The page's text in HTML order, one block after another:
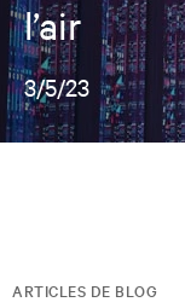
l’air
3/5/23
ARTICLES DE BLOG